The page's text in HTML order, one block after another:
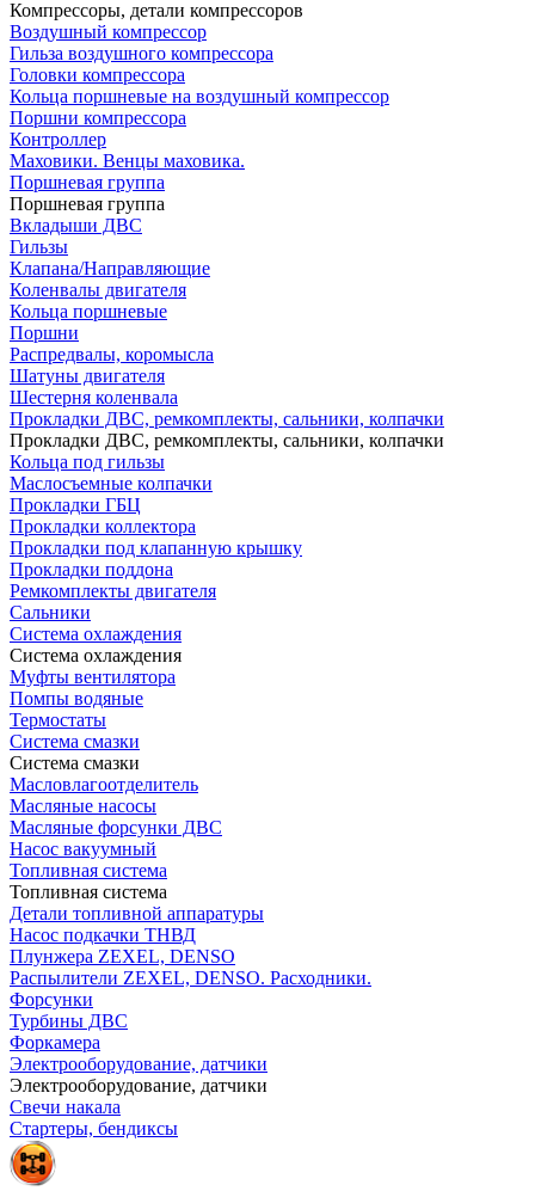
Компрессоры, детали компрессоров
Воздушный компрессор
Гильза воздушного компрессора
Головки компрессора
Кольца поршневые на воздушный компрессор
Поршни компрессора
Контроллер
Маховики. Венцы маховика.
Поршневая группа
Поршневая группа
Вкладыши ДВС
Гильзы
Клапана/Направляющие
Коленвалы двигателя
Кольца поршневые
Поршни
Распредвалы, коромысла
Шатуны двигателя
Шестерня коленвала
Прокладки ДВС, ремкомплекты, сальники, колпачки
Прокладки ДВС, ремкомплекты, сальники, колпачки
Кольца под гильзы
Маслосъемные колпачки
Прокладки ГБЦ
Прокладки коллектора
Прокладки под клапанную крышку
Прокладки поддона
Ремкомплекты двигателя
Сальники
Система охлаждения
Система охлаждения
Муфты вентилятора
Помпы водяные
Термостаты
Система смазки
Система смазки
Масловлагоотделитель
Масляные насосы
Масляные форсунки ДВС
Насос вакуумный
Топливная система
Топливная система
Детали топливной аппаратуры
Насос подкачки ТНВД
Плунжера ZEXEL, DENSO
Распылители ZEXEL, DENSO. Расходники.
Форсунки
Турбины ДВС
Форкамера
Электрооборудование, датчики
Электрооборудование, датчики
Свечи накала
Стартеры, бендиксы